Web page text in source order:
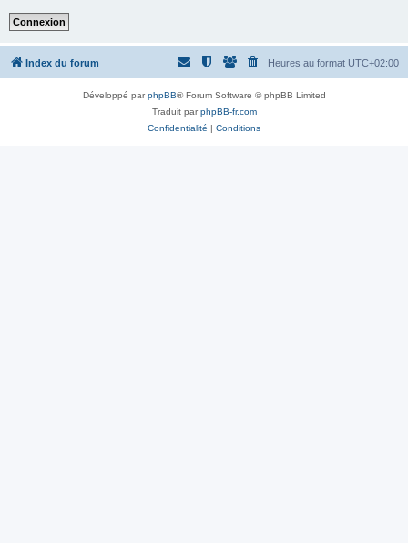
Index du forum Heures au format UTC+02:00
Développé parphpBB® Forum Software © phpBB Limited
Traduit parphpBB-fr.com
Confidentialité | Conditions